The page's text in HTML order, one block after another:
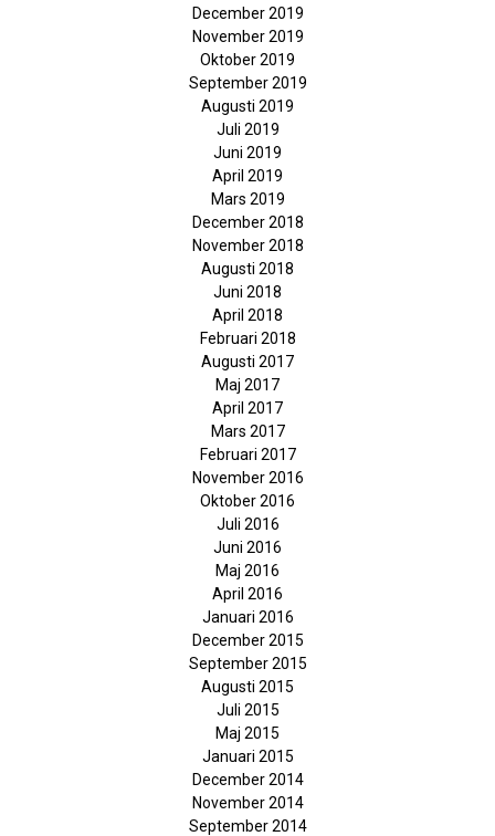
December 2019
November 2019
Oktober 2019
September 2019
Augusti 2019
Juli 2019
Juni 2019
April 2019
Mars 2019
December 2018
November 2018
Augusti 2018
Juni 2018
April 2018
Februari 2018
Augusti 2017
Maj 2017
April 2017
Mars 2017
Februari 2017
November 2016
Oktober 2016
Juli 2016
Juni 2016
Maj 2016
April 2016
Januari 2016
December 2015
September 2015
Augusti 2015
Juli 2015
Maj 2015
Januari 2015
December 2014
November 2014
September 2014